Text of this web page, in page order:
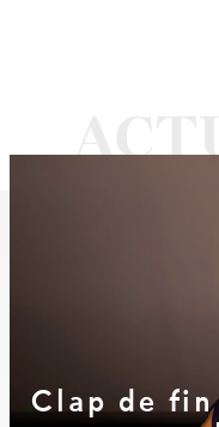
Clap de fin